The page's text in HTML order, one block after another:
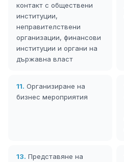
контакт с обществени
институции,
неправителствени
организации, финансови
институции и органи на
държавна власт
11. Организиране на
бизнес мероприятия
13. Представяне на